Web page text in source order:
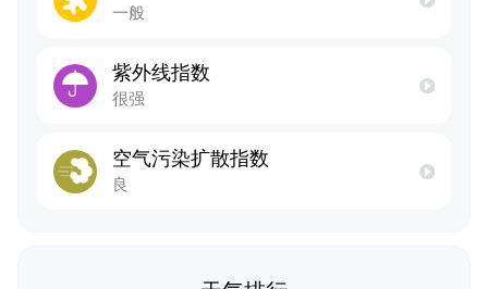
一般
紫外线指数
很强
空气污染扩散指数
良